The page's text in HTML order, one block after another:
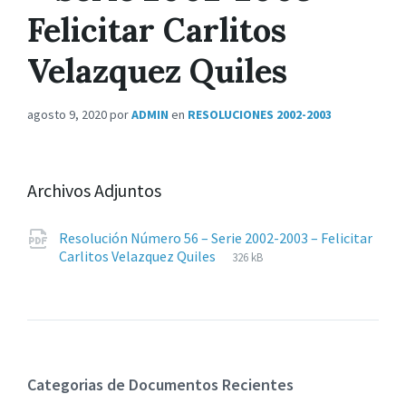
Felicitar Carlitos
Velazquez Quiles
agosto 9, 2020porADMIN en RESOLUCIONES 2002-2003
Archivos Adjuntos
Resolución Número 56 – Serie 2002-2003 – Felicitar
Carlitos Velazquez Quiles
Extensiones
pdf
Tamaño
326 kB
Categorias de Documentos Recientes